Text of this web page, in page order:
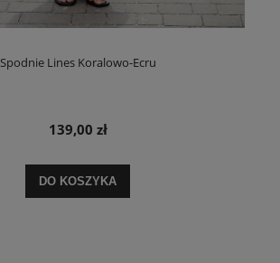
Spodnie Lines Koralowo-Ecru
139,00 zł
DO KOSZYKA